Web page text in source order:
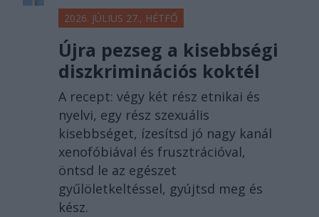
2026. JÚLIUS 27., HÉTFŐ
Újra pezseg a kisebbségi
diszkriminációs koktél
A recept: végy két rész etnikai és
nyelvi, egy rész szexuális
kisebbséget, ízesítsd jó nagy kanál
xenofóbiával és frusztrációval,
öntsd le az egészet
gyűlöletkeltéssel, gyújtsd meg és
kész.